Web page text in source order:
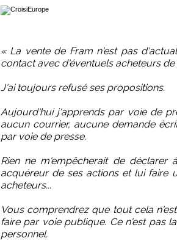
« La vente de Fram n'est pas
contact avec d'éventuels acheteurs de
J'ai toujours refusé ses propositions.
Aujourd'hui j'apprends par voie de
aucun courrier, aucune demande
par voie de presse.
Rien ne m'empêcherait de
acquéreur de ses actions et lui faire
acheteurs...
Vous comprendrez que tout cela
faire par voie publique. Ce n'est pas
personnel.